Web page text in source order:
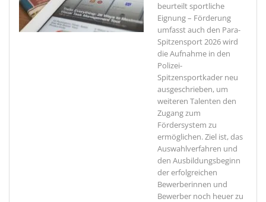
beurteilt sportliche
Eignung – Förderung
umfasst auch den Para-
Spitzensport2026 wird
die Aufnahme in den
Polizei-
Spitzensportkader neu
ausgeschrieben, um
weiteren Talenten den
Zugang zum
Fördersystem zu
ermöglichen. Ziel ist, das
Auswahlverfahren und
den Ausbildungsbeginn
der erfolgreichen
Bewerberinnen und
Bewerber noch heuer zu